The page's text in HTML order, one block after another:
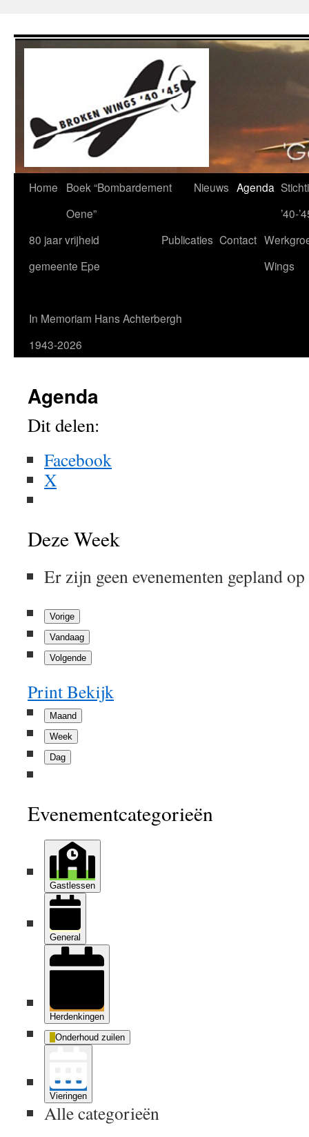
naar
Home
Boek “Bombardement
Oene”
Nieuws Agenda
’40-
80 jaar vrijheid
gemeente Epe
Publicaties Contact
Wings
In Memoriam Hans Achterbergh
1943-2026
Agenda
Dit delen:
Facebook
X
Deze Week
Er zijn geen evenementen gepland
Vorige
Vandaag
Volgende
PrintBekijk
Maand
Week
Dag
Evenementcategorieën
Gastlessen
General
Herdenkingen
Onderhoud zuilen
Vieringen
Alle categorieën